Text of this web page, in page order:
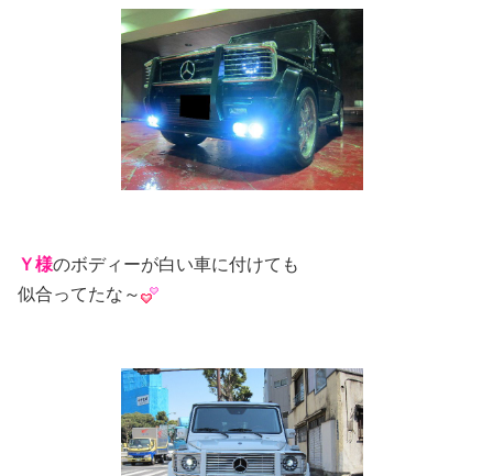
Ｙ様のボディーが白い車に付けても
似合ってたな～